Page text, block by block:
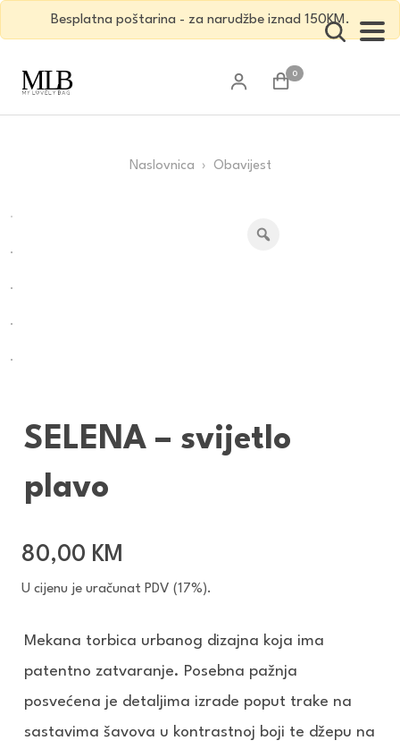
Besplatna poštarina - za narudžbe iznad 150KM.
0
Naslovnica › Obavijest
SELENA – svijetlo
plavo
80,00 KM
U cijenu je uračunat PDV (17%).
Mekana torbica urbanog dizajna koja ima
patentno zatvaranje. Posebna pažnja
posvećena je detaljima izrade poput trake na
sastavima šavova u kontrastnoj boji te džepu na